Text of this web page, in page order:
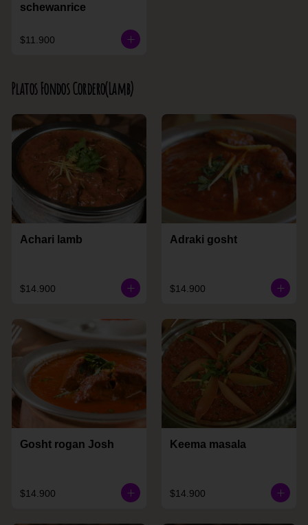
schewanrice
$11.900
Platos Fondos Cordero(Lamb)
Achari lamb
$14.900
Adraki gosht
$14.900
Gosht rogan Josh
$14.900
Keema masala
$14.900